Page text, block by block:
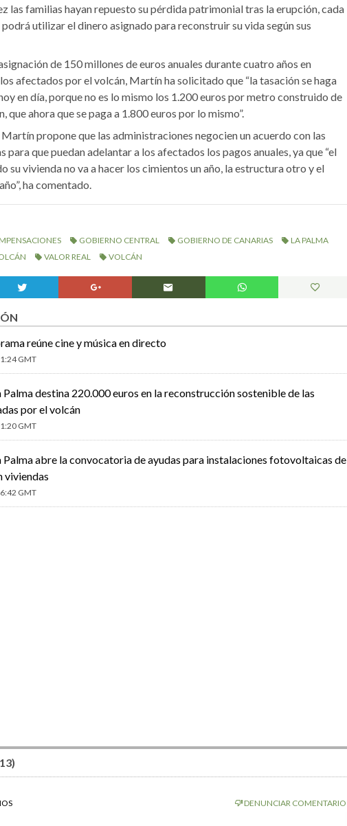
las familias hayan repuesto su pérdida patrimonial tras la erupción, cada
utilizar el dinero asignado para reconstruir su vida según sus
de 150 millones de euros anuales durante cuatro años en
afectados por el volcán, Martín ha solicitado que “la tasación se haga
en día, porque no es lo mismo los 1.200 euros por metro construido de
que ahora que se paga a 1.800 euros por lo mismo”.
propone que las administraciones negocien un acuerdo con las
para que puedan adelantar a los afectados los pagos anuales, ya que “el
su vivienda no va a hacer los cimientos un año, la estructura otro y el
ha comentado.
GOBIERNO CENTRAL GOBIERNO DE CANARIAS
LA PALMA
VALOR REAL VOLCÁN
reúne cine y música en directo
GMT
Palma destina 220.000 euros en la reconstrucción sostenible de las
por el volcán
GMT
Palma abre la convocatoria de ayudas para instalaciones fotovoltaicas de
viviendas
GMT
DENUNCIAR COMENTARIO